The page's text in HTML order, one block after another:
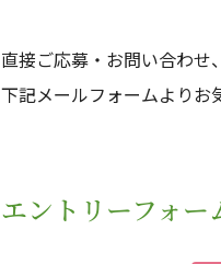
直接ご応募・お問い合わせ
下記メールフォームよりお
エントリーフォー